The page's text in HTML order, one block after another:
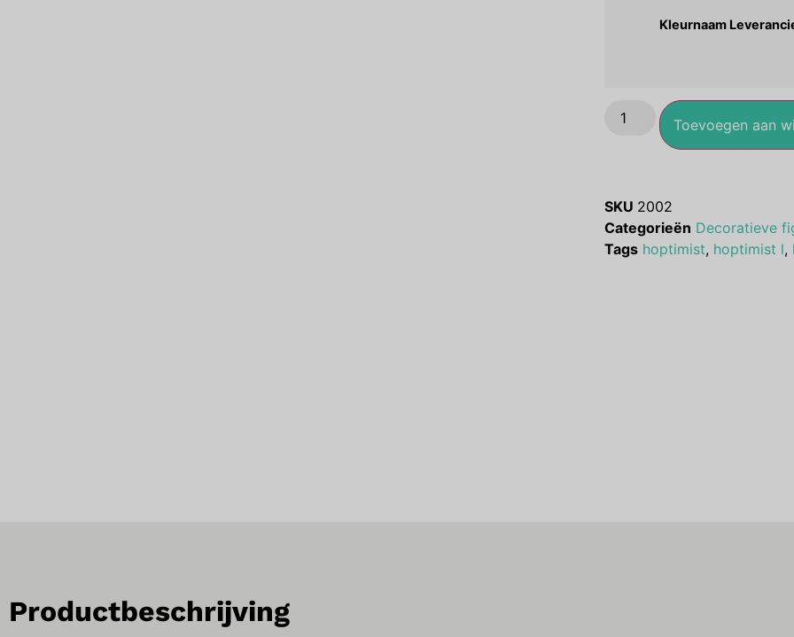
Kleurnaam
Toevoegen aan
SKU 2002
Categorieën Decoratieve
Tags hoptimist, hoptimist l,
Productbeschrijving